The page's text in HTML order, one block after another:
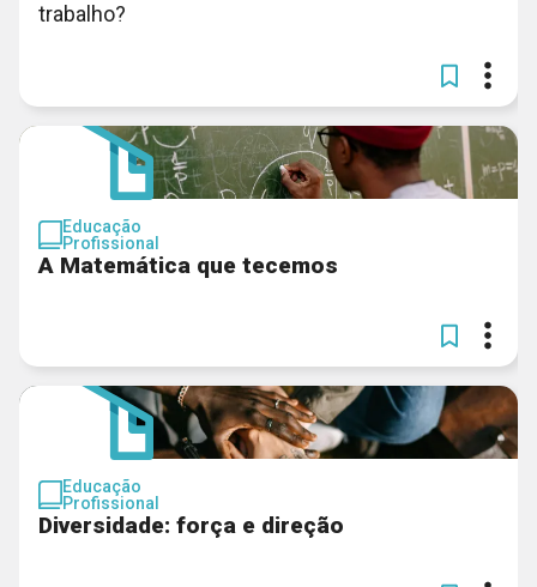
trabalho?
Educação
Profissional
A Matemática que tecemos
Educação
Profissional
Diversidade: força e direção